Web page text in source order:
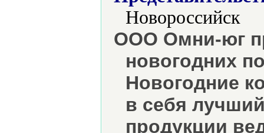
Новороссийск
ООО Омни-юг
новогодних
Новогодние
в себя
продукции